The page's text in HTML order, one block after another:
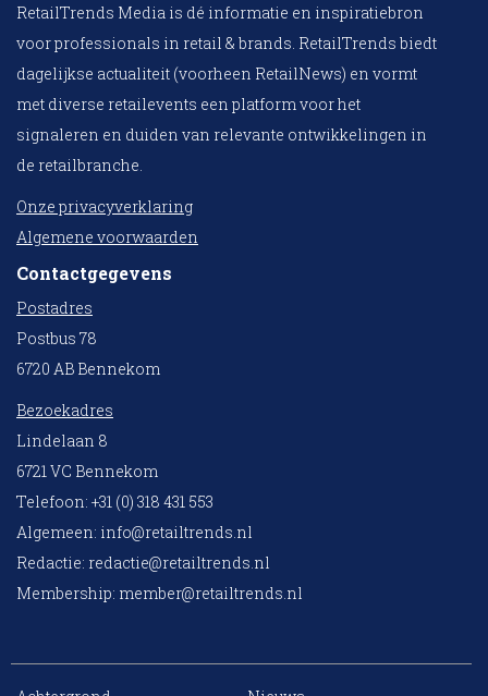
RetailTrends Media is dé informatie en inspiratiebron
voor professionals in retail & brands. RetailTrends biedt
dagelijkse actualiteit (voorheen RetailNews) en vormt
met diverse retailevents een platform voor het
signaleren en duiden van relevante ontwikkelingen in
de retailbranche.
Onze privacyverklaring
Algemene voorwaarden
Contactgegevens
Postadres
Postbus 78
6720 AB Bennekom
Bezoekadres
Lindelaan 8
6721 VC Bennekom
Telefoon: +31 (0) 318 431 553
Algemeen: info@retailtrends.nl
Redactie: redactie@retailtrends.nl
Membership: member@retailtrends.nl